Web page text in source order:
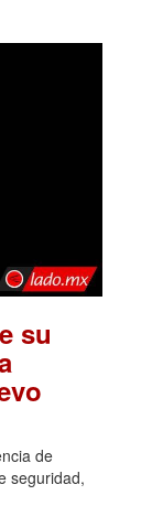
su
de
seguridad,